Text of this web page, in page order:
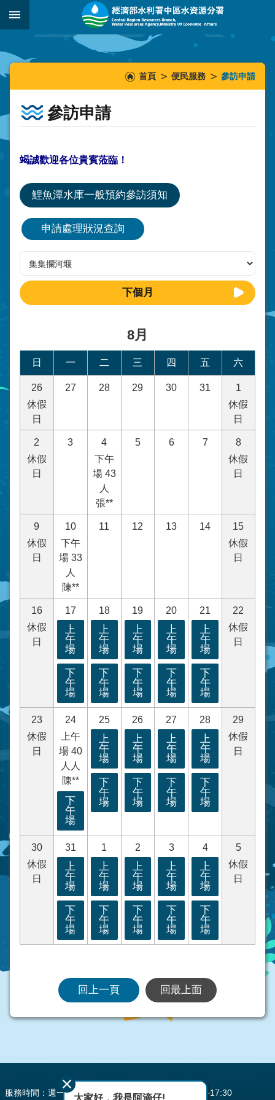
跳到主要內容區塊
::::::
首頁 便民服務 參訪申請
參訪申請
竭誠歡迎各位貴賓蒞臨！
鯉魚潭水庫一般預約參訪須知
申請處理狀況查詢
下個月
8月
日 一 二 三 四 五 六
26
休假
日
27 28 29 30 31
1
休假
日
2
休假
日
3
4
下午
場 43
人
張**
5 6 7
8
休假
日
9
休假
日
10
下午
場 33
人
陳**
11 12 13 14
15
休假
日
16
休假
日
17
上
午
場
下
午
場
18
上
午
場
下
午
場
19
上
午
場
下
午
場
20
上
午
場
下
午
場
21
上
午
場
下
午
場
22
休假
日
23
休假
日
24
上午
場 40
人人
陳**
下
午
場
25
上
午
場
下
午
場
26
上
午
場
下
午
場
27
上
午
場
下
午
場
28
上
午
場
下
午
場
29
休假
日
30
休假
日
31
上
午
場
下
午
場
1
上
午
場
下
午
場
2
上
午
場
下
午
場
3
上
午
場
下
午
場
4
上
午
場
下
午
場
5
休假
日
回上一頁 回最上面
服務時間：週一至週五 AM08:00~12:00 PM13:30~17:30
大家好，我是阿滴仔!